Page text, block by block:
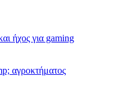
ήχος για gaming
αγροκτήματος